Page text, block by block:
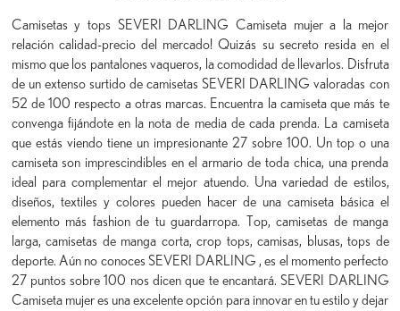
Camisetas y tops SEVERI DARLING Camiseta mujer a la mejor
relación calidad-precio del mercado! Quizás su secreto resida en el
mismo que los pantalones vaqueros, la comodidad de llevarlos. Disfruta
de un extenso surtido de camisetas SEVERI DARLING valoradas con
52 de 100 respecto a otras marcas. Encuentra la camiseta que más te
convenga fijándote en la nota de media de cada prenda. La camiseta
que estás viendo tiene un impresionante 27 sobre 100. Un top o una
camiseta son imprescindibles en el armario de toda chica, una prenda
ideal para complementar el mejor atuendo. Una variedad de estilos,
diseños, textiles y colores pueden hacer de una camiseta básica el
elemento más fashion de tu guardarropa. Top, camisetas de manga
larga, camisetas de manga corta, crop tops, camisas, blusas, tops de
deporte. Aún no conoces SEVERI DARLING , es el momento perfecto
27 puntos sobre 100 nos dicen que te encantará. SEVERI DARLING
Camiseta mujer es una excelente opción para innovar en tu estilo y dejar